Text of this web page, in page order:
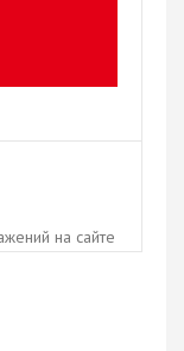
на сайте